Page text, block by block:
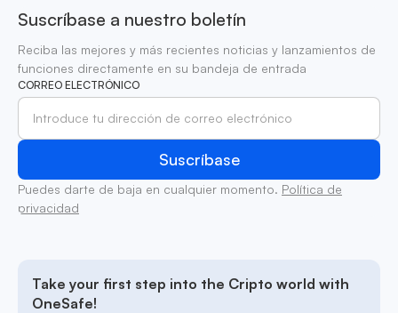
Suscríbase a nuestro boletín
Reciba las mejores y más recientes noticias y lanzamientos de
funciones directamente en su bandeja de entrada
CORREO ELECTRÓNICO
Puedes darte de baja en cualquier momento. Política de
privacidad
Take your first step into the Cripto world with
OneSafe!